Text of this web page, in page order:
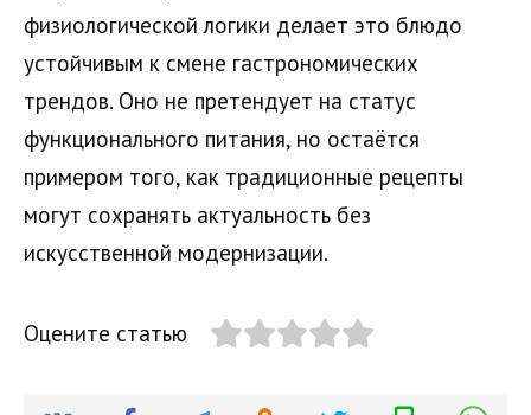
физиологической логики делает это блюдо
устойчивым к смене гастрономических
трендов. Оно не претендует на статус
функционального питания, но остаётся
примером того, как традиционные рецепты
могут сохранять актуальность без
искусственной модернизации.
Оцените статью